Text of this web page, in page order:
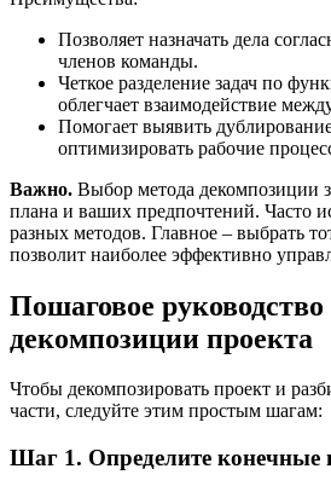
Позволяет назначать дела
членов команды.
Четкое разделение задач по
облегчает взаимодействие
Помогает выявить
оптимизировать рабочие
Важно. Выбор метода декомпозиции
плана и ваших предпочтений. Часто
разных методов. Главное – выбрать
позволит наиболее эффективно
Пошаговое руководство
декомпозиции проекта
Чтобы декомпозировать проект и
части, следуйте этим простым шагам:
Шаг 1. Определите конечные